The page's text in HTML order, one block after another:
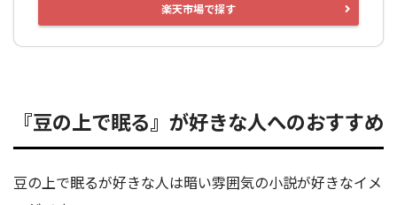
楽天市場で探す
『豆の上で眠る』が好きな人へのおすすめ
豆の上で眠るが好きな人は暗い雰囲気の小説が好きなイメ